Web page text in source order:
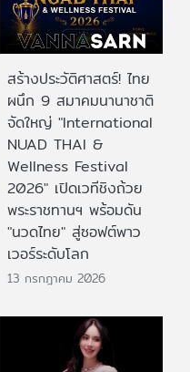
สร้างประวัติศาสตร์! ไทย
ผนึก 9 สมาคมนานาชาติ
จัดใหญ่ "International
NUAD THAI &
Wellness Festival
2026" เปิดเวทีชิงถ้วย
พระราชทานฯ พร้อมดัน
"นวดไทย" สู่ซอฟต์พาว
เวอร์ระดับโลก
13 กรกฎาคม 2026